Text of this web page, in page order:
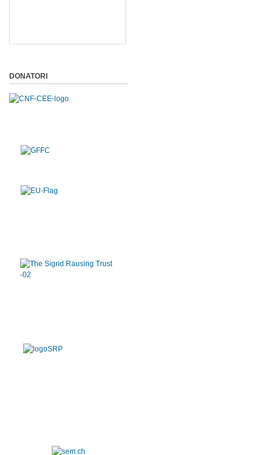
DONATORI